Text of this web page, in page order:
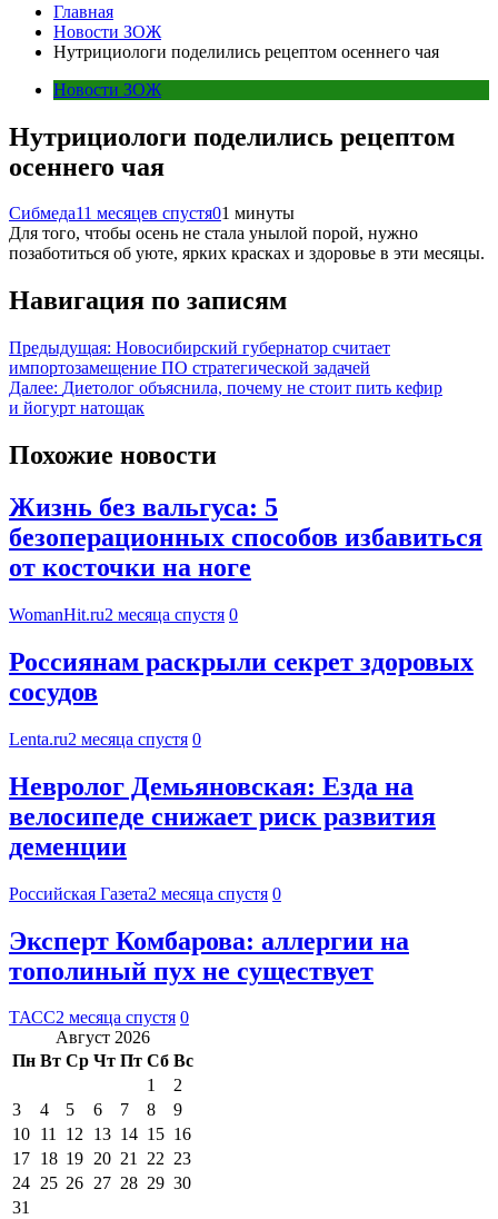
Главная
Новости ЗОЖ
Нутрициологи поделились рецептом осеннего чая
Новости ЗОЖ
Нутрициологи поделились рецептом
осеннего чая
Сибмеда11 месяцев спустя01 минуты
Для того, чтобы осень не стала унылой порой, нужно
позаботиться об уюте, ярких красках и здоровье в эти месяцы.
Навигация по записям
Предыдущая: Новосибирский губернатор считает
импортозамещение ПО стратегической задачей
Далее: Диетолог объяснила, почему не стоит пить кефир
и йогурт натощак
Похожие новости
Жизнь без вальгуса: 5
безоперационных способов избавиться
от косточки на ноге
WomanHit.ru2 месяца спустя 0
Россиянам раскрыли секрет здоровых
сосудов
Lenta.ru2 месяца спустя 0
Невролог Демьяновская: Езда на
велосипеде снижает риск развития
деменции
Российская Газета2 месяца спустя 0
Эксперт Комбарова: аллергии на
тополиный пух не существует
ТАСС2 месяца спустя 0
Август 2026
Пн Вт Ср Чт Пт Сб Вс
1
2
3
4 5 6 7 8
9
10 11 12 13 14 15 16
17 18 19 20 21 22 23
24 25 26 27 28 29 30
31